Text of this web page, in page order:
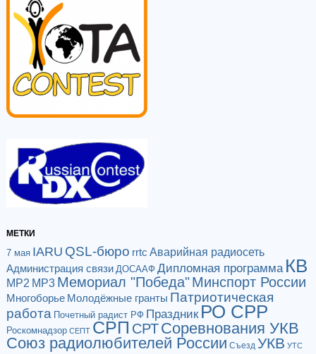
МЕТКИ
7 мая IARU QSL-бюро rrtc Аварийная радиосеть
Администрация связи ДОСААФ Дипломная программа КВ
МР2 МР3 Мемориал "Победа"Минспорт России
Многоборье Молодёжные гранты Патриотическая
работа Почетный радист РФ Праздник РО СРР
Роскомнадзор СЕПТ СРП СРТСоревнования УКВ
Союз радиолюбителей России Съезд УКВ УТС